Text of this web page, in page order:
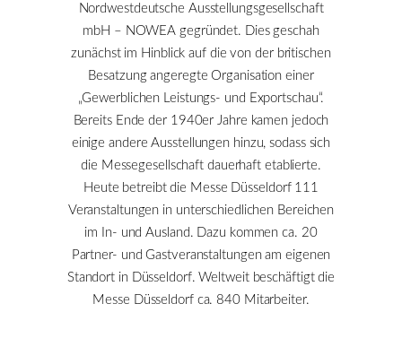
Nordwestdeutsche Ausstellungsgesellschaft
mbH – NOWEA gegründet. Dies geschah
zunächst im Hinblick auf die von der britischen
Besatzung angeregte Organisation einer
„Gewerblichen Leistungs- und Exportschau“.
Bereits Ende der 1940er Jahre kamen jedoch
einige andere Ausstellungen hinzu, sodass sich
die Messegesellschaft dauerhaft etablierte.
Heute betreibt die Messe Düsseldorf 111
Veranstaltungen in unterschiedlichen Bereichen
im In- und Ausland. Dazu kommen ca. 20
Partner- und Gastveranstaltungen am eigenen
Standort in Düsseldorf. Weltweit beschäftigt die
Messe Düsseldorf ca. 840 Mitarbeiter.